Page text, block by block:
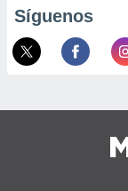
Síguenos